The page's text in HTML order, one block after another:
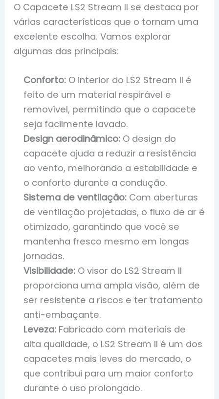
O Capacete LS2 Stream II se destaca por
várias características que o tornam uma
excelente escolha. Vamos explorar
algumas das principais:
Conforto: O interior do LS2 Stream II é
feito de um material respirável e
removível, permitindo que o capacete
seja facilmente lavado.
Design aerodinâmico: O design do
capacete ajuda a reduzir a resistência
ao vento, melhorando a estabilidade e
o conforto durante a condução.
Sistema de ventilação: Com aberturas
de ventilação projetadas, o fluxo de ar é
otimizado, garantindo que você se
mantenha fresco mesmo em longas
jornadas.
Visibilidade: O visor do LS2 Stream II
proporciona uma ampla visão, além de
ser resistente a riscos e ter tratamento
anti-embaçante.
Leveza: Fabricado com materiais de
alta qualidade, o LS2 Stream II é um dos
capacetes mais leves do mercado, o
que contribui para um maior conforto
durante o uso prolongado.